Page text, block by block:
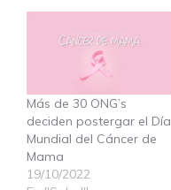
Más de 30 ONG’s
deciden postergar el Día
Mundial del Cáncer de
Mama
19/10/2022